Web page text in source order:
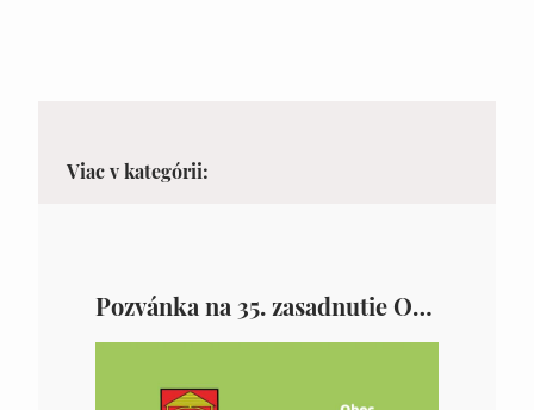
Viac v kategórii:
Pozvánka na 35. zasadnutie OZ v Zámutove